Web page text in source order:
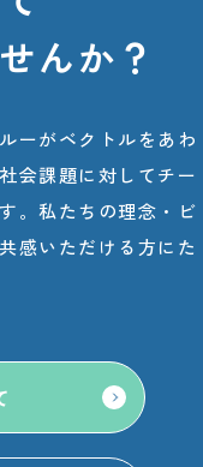
んか？
ーがベクトルをあわ
会課題に対してチー
。私たちの理念・ビ
感いただける方にた